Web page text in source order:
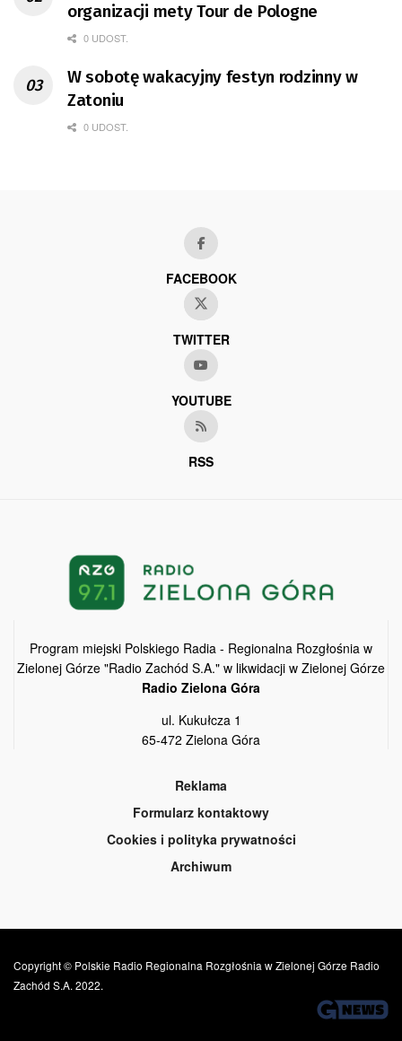
organizacji mety Tour de Pologne
0 UDOST.
W sobotę wakacyjny festyn rodzinny w
Zatoniu
0 UDOST.
FACEBOOK
TWITTER
YOUTUBE
RSS
Program miejski Polskiego Radia - Regionalna Rozgłośnia w
Zielonej Górze "Radio Zachód S.A." w likwidacji w Zielonej Górze
Radio Zielona Góra
ul. Kukułcza 1
65-472 Zielona Góra
Reklama
Formularz kontaktowy
Cookies i polityka prywatności
Archiwum
Copyright © Polskie Radio Regionalna Rozgłośnia w Zielonej Górze Radio
Zachód S.A. 2022.